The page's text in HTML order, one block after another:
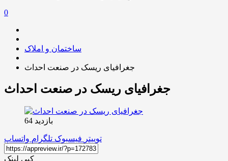
0
ساختمان و املاک
جغرافیای ریسک در صنعت احداث
جغرافیای ریسک در صنعت احداث
بازدید 64
توییتر فیسبوک تلگرام واتساپ
کپی لینک